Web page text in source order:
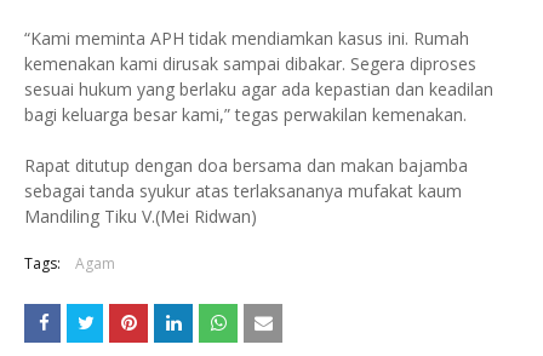
“Kami meminta APH tidak mendiamkan kasus ini. Rumah
kemenakan kami dirusak sampai dibakar. Segera diproses
sesuai hukum yang berlaku agar ada kepastian dan keadilan
bagi keluarga besar kami,” tegas perwakilan kemenakan.
Rapat ditutup dengan doa bersama dan makan bajamba
sebagai tanda syukur atas terlaksananya mufakat kaum
Mandiling Tiku V.(Mei Ridwan)
Tags: Agam